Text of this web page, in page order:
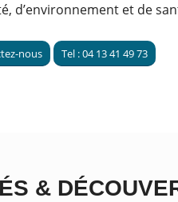
d’environnement et de
nous Tel : 04 13 41 49 73
&